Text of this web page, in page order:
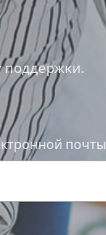
поддержки.
почты